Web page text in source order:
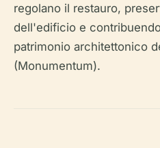
regolano il restauro,
dell'edificio e
patrimonio architettonico
(Monumentum).